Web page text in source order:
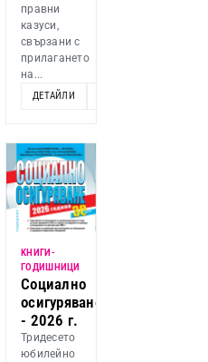
правни
казуси,
свързани с
прилагането
на...
ДЕТАЙЛИ
KНИГИ-
ГОДИШНИЦИ
Социално
осигуряване
- 2026 г.
Тридесето
юбилейно